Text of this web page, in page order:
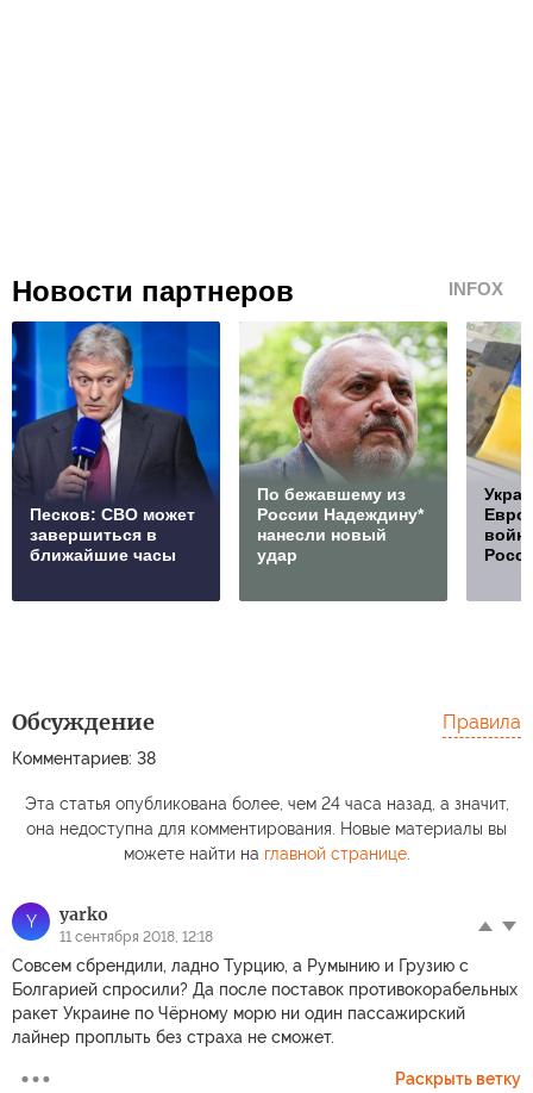
Новости партнеров INFOX
Песков: СВО может
завершиться в
ближайшие часы
По бежавшему из
России Надеждину*
нанесли новый
удар
Обсуждение
Комментариев: 38
Правила
Эта статья опубликована более, чем 24 часа назад, а значит,
она недоступна для комментирования. Новые материалы вы
можете найти на главной странице.
Y yarko
11 сентября 2018, 12:18
Совсем сбрендили, ладно Турцию, а Румынию и Грузию с
Болгарией спросили? Да после поставок противокорабельных
ракет Украине по Чёрному морю ни один пассажирский
лайнер проплыть без страха не сможет.
Раскрыть ветку